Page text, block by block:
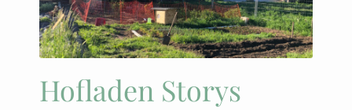
Über uns…
Vorbestell-Shop
Hofladen Storys